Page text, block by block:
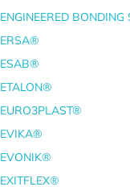
ENGINEERED BONDING
ERSA®
ESAB®
ETALON®
EURO3PLAST®
EVIKA®
EVONIK®
EXITFLEX®